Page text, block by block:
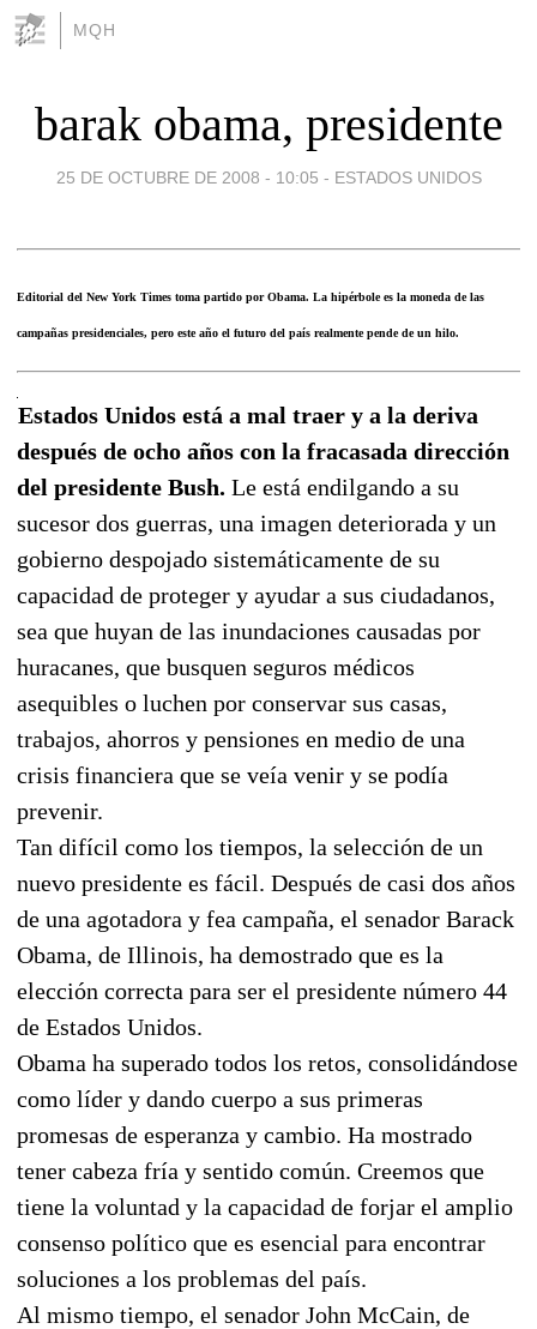
MQH
barak obama, presidente
25 DE OCTUBRE DE 2008 - 10:05 - ESTADOS UNIDOS
Editorial del New York Times toma partido por Obama. La hipérbole es la moneda de las
campañas presidenciales, pero este año el futuro del país realmente pende de un hilo.
Estados Unidos está a mal traer y a la deriva
después de ocho años con la fracasada dirección
del presidente Bush. Le está endilgando a su
sucesor dos guerras, una imagen deteriorada y un
gobierno despojado sistemáticamente de su
capacidad de proteger y ayudar a sus ciudadanos,
sea que huyan de las inundaciones causadas por
huracanes, que busquen seguros médicos
asequibles o luchen por conservar sus casas,
trabajos, ahorros y pensiones en medio de una
crisis financiera que se veía venir y se podía
prevenir.
Tan difícil como los tiempos, la selección de un
nuevo presidente es fácil. Después de casi dos años
de una agotadora y fea campaña, el senador Barack
Obama, de Illinois, ha demostrado que es la
elección correcta para ser el presidente número 44
de Estados Unidos.
Obama ha superado todos los retos, consolidándose
como líder y dando cuerpo a sus primeras
promesas de esperanza y cambio. Ha mostrado
tener cabeza fría y sentido común. Creemos que
tiene la voluntad y la capacidad de forjar el amplio
consenso político que es esencial para encontrar
soluciones a los problemas del país.
Al mismo tiempo, el senador John McCain, de